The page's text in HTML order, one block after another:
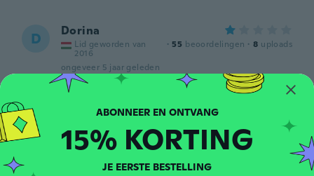
D Dorina
Lid geworden van
2016
· 55 beoordelingen · 8 uploads
ongeveer 5 jaar geleden
R Roland
ongeveer 5 jaar geleden
ABONNEER EN ONTVANG
15% KORTING
JE EERSTE BESTELLING